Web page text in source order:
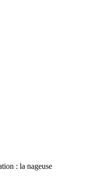
: la nageuse